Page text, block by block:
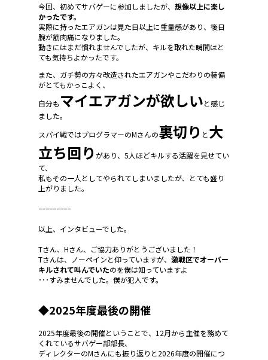
今回、初めてサバゲーに参加しましたが、 想像以上に楽し
かったです。
実際に持ったエアガンは見た目以上に重量感があり、後日
腕が筋肉痛になりました。
動きにはまだ慣れませんでしたが、キルを取れた瞬間はと
ても気持ちよかったです。
また、ガチ勢の方々改造されたエアガンやこだわりの装備
がとてもかっこよく、
自分も マイエアガンが欲しいと感じ
ました。
スパイ戦ではプログラマーのMさんの裏切り と大
立ち回り があり、5人ほどキルする活躍を見せてい
て、
私もその一人としてやられてしまいましたが、とても盛り
上がりました。
ｰｰｰｰｰｰｰｰｰ
以上、インタビューでした。
Tさん、Hさん、ご協力ありがとうございました！
Tさんは、ノーペインと仰っていますが、 激戦区でオーバー
キルされて叫んでいたのを僕は知っていますよ
･･･すみませんでした。僕が犯人です。
◆2025年度最後の開催
2025年度最後の開催ということで、12月から主催を務めて
くれているサバゲー部部長、
ディレクターのMさんにも振り返りと2026年度の開催につ